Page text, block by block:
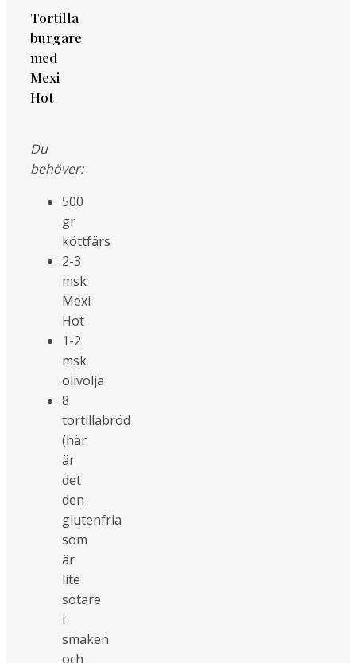
Tortilla
burgare
med
Mexi
Hot
Du
behöver:
500
gr
köttfärs
2-3
msk
Mexi
Hot
1-2
msk
olivolja
8
tortillabröd
(här
är
det
den
glutenfria
som
är
lite
sötare
i
smaken
och